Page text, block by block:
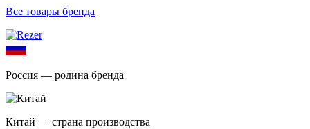
Все товары бренда
Россия — родина бренда
Китай — страна производства